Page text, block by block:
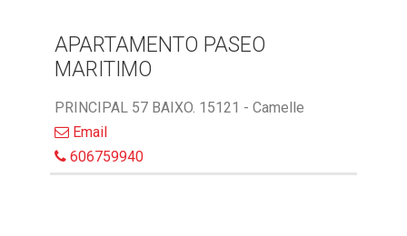
APARTAMENTO PASEO
MARITIMO
PRINCIPAL 57 BAIXO. 15121 - Camelle
Email
606759940